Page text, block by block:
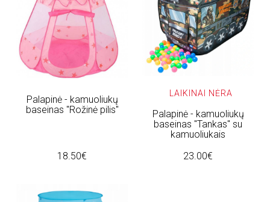
Palapinė - kamuoliukų
baseinas "Rožinė pilis"
18.50€
LAIKINAI NĖRA
Palapinė - kamuoliukų
baseinas "Tankas" su
kamuoliukais
23.00€